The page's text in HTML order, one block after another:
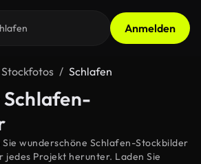
Anmelden
Schlafen
Schlafen-
Sie wunderschöne Schlafen-Stockbilder
Projekt herunter. Laden Sie